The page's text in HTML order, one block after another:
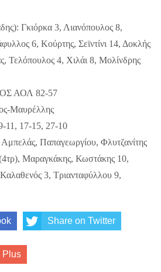
Γκιόρκα 3, Λιανόπουλος 8,
6, Κούρτης, Σεϊντίνι 14, Δοκλής
Τελόπουλος 4, Χιλάι 8, Μολίνδρης
ΑΟΛ 82-57
Μαυρέλλης
17-15, 27-10
Παπαγεωργίου, Φλυτζανίτης
Μαραγκάκης, Κωστάκης 10,
3, Τριανταφύλλου 9,
Share on Twitter
Plus